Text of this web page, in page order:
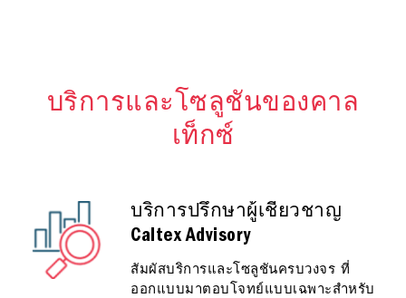
บริการและโซลูชันของคาล
เท็กซ์
บริการปรึกษาผู้เชี่ยวชาญ
Caltex Advisory
สัมผัสบริการและโซลูชันครบวงจร ที่
ออกแบบมาตอบโจทย์แบบเฉพาะสำหรับ